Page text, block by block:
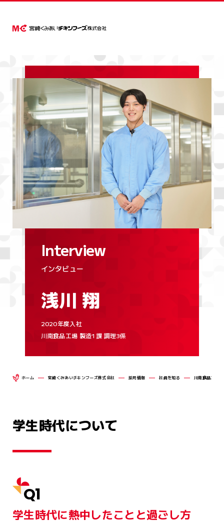
企業情報
ごあいさつ 会社概要 沿革
組
広報動画ライブラリー
個人情報保護方
商品情報
国産若どり はまゆうどり
部門紹介
生産部 製造本部 コンプライアン
採用情報
新卒採用（マイナビ
2027）
宮崎くみあいチキンフーズを知る
事
働く環境
採用基本情報
ごあいさつ
会社概要
沿革
組織図
事業所一覧
個人情報保護方針
商品情報
国産若どり
はまゆうどり
部門紹介
生産部
コンプライアンス品質保証部
管理部
採用情報
宮崎くみあいチキンフーズを知る
事業紹介
働く環境
採用基本情報
ニュース
Interview
インタビュー
浅川 翔
2020年度入社
川南食品工場 製造1課 調理3係
ホーム 宮崎くみあいチキンフーズ株式会社 採用情報 社員を知る 川南食品工場
学生時代について
Q1
学生時代に熱中したことと過ごし方